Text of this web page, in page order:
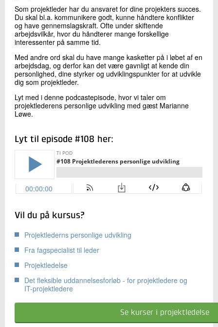
Send
Som projektleder har du ansvaret for dine projekters succes.
Du skal bl.a. kommunikere godt, kunne håndtere konflikter
og have gennemslagskraft. Ofte under skiftende
arbejdsvilkår, hvor du håndterer mange forskellige
interessenter på samme tid.
Med andre ord skal du have mange kasketter på i løbet af en
arbejdsdag, og derfor kan det være gavnligt at kende din
personlighed, dine styrker og udviklingspunkter for at udvikle
dig som projektleder.
Lyt med i denne podcastepisode, hvor vi taler om
projektlederens personlige udvikling med gæst Marianne
Løwe.
Lyt til episode #108 her:
Vil du på kursus?
Projektlederns personlige udvikling
Fra fagspecialist til leder
Projektledelse
Det fleksible uddannelsesforløb - for projektledere og
IT-projektledere
Se kurser i projektledelse